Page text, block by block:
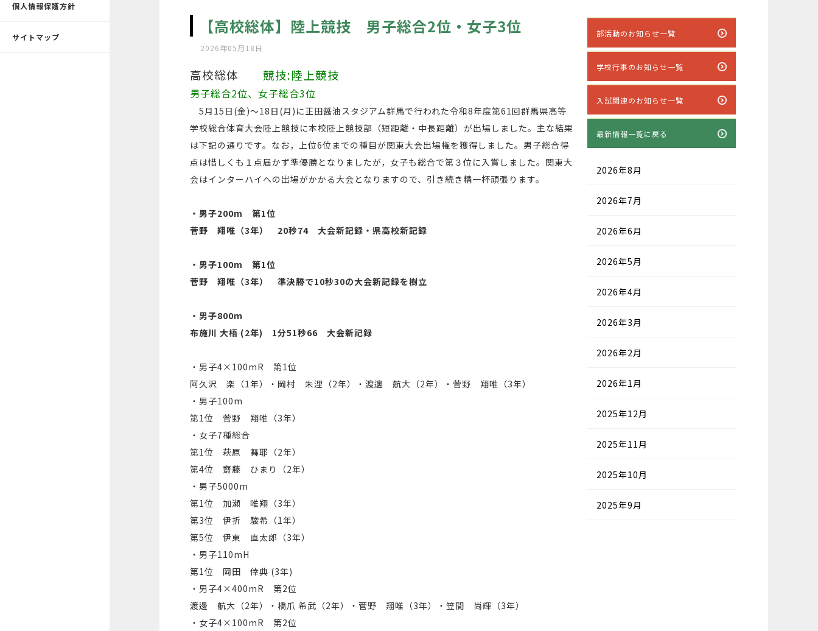
個人情報保護方針
サイトマップ
【高校総体】陸上競技 男子総合2位・女子3位
2026年05月18日
高校総体 競技:陸上競技
男子総合2位、女子総合3位
5月15日(金)～18日(月)に正田醤油スタジアム群馬で行われた令和8年度第61回群馬県高等
学校総合体育大会陸上競技に本校陸上競技部（短距離・中長距離）が出場しました。主な結果
は下記の通りです。なお，上位6位までの種目が関東大会出場権を獲得しました。男子総合得
点は惜しくも１点届かず準優勝となりましたが，女子も総合で第３位に入賞しました。関東大
会はインターハイへの出場がかかる大会となりますので、引き続き精一杯頑張ります。
・男子200m 第1位
菅野 翔唯（3年） 20秒74 大会新記録・県高校新記録
・男子100m 第1位
菅野 翔唯（3年） 準決勝で10秒30の大会新記録を樹立
・男子800ｍ
布施川 大梧 (2年) 1分51秒66 大会新記録
・男子4×100mR 第1位
阿久沢 楽（1年）・岡村 朱浬（2年）・渡邊 航大（2年）・菅野 翔唯（3年）
・男子100m
第1位 菅野 翔唯（3年）
・女子7種総合
第1位 萩原 舞耶（2年）
第4位 齋藤 ひまり（2年）
・男子5000m
第1位 加瀬 唯翔（3年）
第3位 伊折 駿希（1年）
第5位 伊東 直太郎（3年）
・男子110mH
第1位 岡田 倖典 (3年)
・男子4×400mR 第2位
渡邊 航大（2年）・橋爪 希武（2年）・菅野 翔唯（3年）・笠間 尚輝（3年）
・女子4×100mR 第2位
部活動のお知らせ一覧
学校行事のお知らせ一覧
入試関連のお知らせ一覧
最新情報一覧に戻る
2026年8月
2026年7月
2026年6月
2026年5月
2026年4月
2026年3月
2026年2月
2026年1月
2025年12月
2025年11月
2025年10月
2025年9月